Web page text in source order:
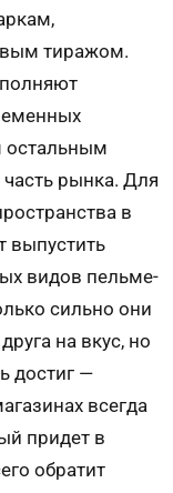
тира­жом.
остальным
рынка. Для
в
выпустить
видов пельме­
сильно они
на вкус, но
достиг —
всегда
придет в
обратит